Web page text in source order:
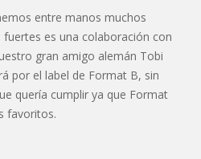
entre manos muchos
es una colaboración con
gran amigo alemán Tobi
por el label de Format B, sin
quería cumplir ya que Format
favoritos.